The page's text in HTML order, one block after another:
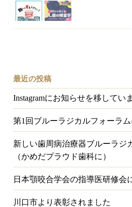
最近の投稿
Instagramにお知らせを移してい
第1回ブルーラジカルフォーラ
新しい歯周病治療器ブルーラジ
（かめだプラウド歯科に）
日本顎咬合学会の指導医研修会
川口市より表彰されました